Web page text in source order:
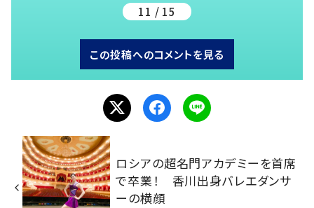
11 / 15
この投稿へのコメントを見る
ロシアの超名門アカデミーを首席
で卒業！ 香川出身バレエダンサ
ーの横顔